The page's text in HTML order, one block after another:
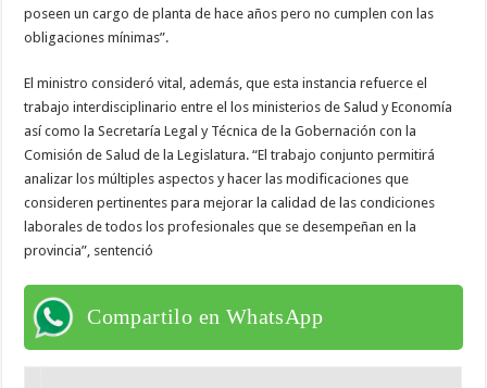
poseen un cargo de planta de hace años pero no cumplen con las
obligaciones mínimas”.
El ministro consideró vital, además, que esta instancia refuerce el
trabajo interdisciplinario entre el los ministerios de Salud y Economía
así como la Secretaría Legal y Técnica de la Gobernación con la
Comisión de Salud de la Legislatura. “El trabajo conjunto permitirá
analizar los múltiples aspectos y hacer las modificaciones que
consideren pertinentes para mejorar la calidad de las condiciones
laborales de todos los profesionales que se desempeñan en la
provincia”, sentenció
Compartilo en WhatsApp